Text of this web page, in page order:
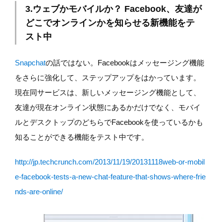
3.ウェブかモバイルか？ Facebook、友達が
どこでオンラインかを知らせる新機能をテ
スト中
Snapchatの話ではない。Facebookはメッセージング機能
をさらに強化して、ステップアップをはかっています。
現在同サービスは、新しいメッセージング機能として、
友達が現在オンライン状態にあるかだけでなく、モバイ
ルとデスクトップのどちらでFacebookを使っているかも
知ることができる機能をテスト中です。
http://jp.techcrunch.com/2013/11/19/20131118web-or-mobil
e-facebook-tests-a-new-chat-feature-that-shows-where-frie
nds-are-online/